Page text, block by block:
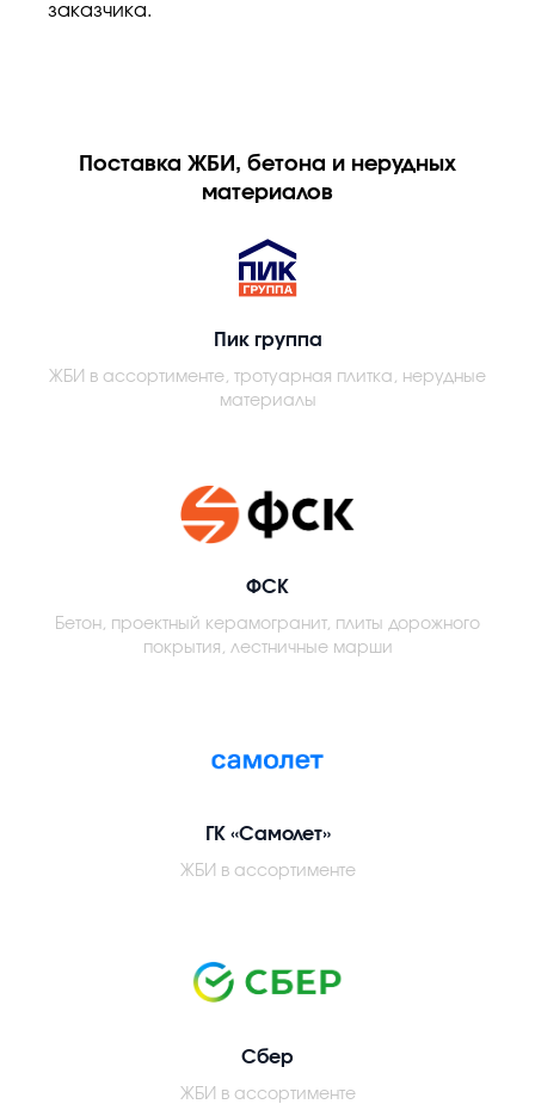
заказчика.
Поставка ЖБИ, бетона и нерудных
материалов
Пик группа
ЖБИ в ассортименте, тротуарная плитка, нерудные
материалы
ФСК
Бетон, проектный керамогранит, плиты дорожного
покрытия, лестничные марши
ГК «Самолет»
ЖБИ в ассортименте
Сбер
ЖБИ в ассортименте